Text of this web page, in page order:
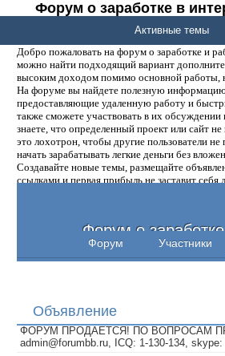
Форум о заработке в
денег.
Добро пожаловать на форум о заработке и
можно найти подходящий вариант
высоким доходом помимо основной работы,
На форуме вы найдете полезную
предоставляющие удаленную работу и
также сможете участвовать в их
знаете, что определенный проект или сайт
это лохотрон, чтобы другие пользователи
начать зарабатывать легкие деньги без
Создавайте новые темы, размещайте
ссылками и первая прибыль не заставит себя
Форум о
Форум Участники
Активные темы
Объявление
ФОРУМ ПРОДАЕТСЯ! ПО ВОПРОСАМ
admin@forumbb.ru, ICQ: 1-130-134, skype: